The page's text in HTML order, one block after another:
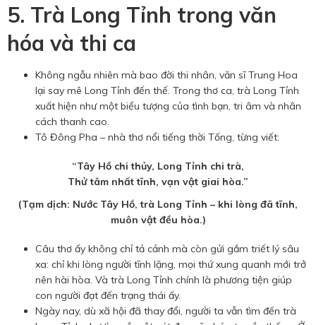
5. Trà Long Tỉnh trong văn
hóa và thi ca
Không ngẫu nhiên mà bao đời thi nhân, văn sĩ Trung Hoa
lại say mê Long Tỉnh đến thế. Trong thơ ca, trà Long Tỉnh
xuất hiện như một biểu tượng của tình bạn, tri âm và nhân
cách thanh cao.
Tô Đông Pha – nhà thơ nổi tiếng thời Tống, từng viết:
“Tây Hồ chi thủy, Long Tỉnh chi trà,
Thử tâm nhất tĩnh, vạn vật giai hòa.”
(Tạm dịch: Nước Tây Hồ, trà Long Tỉnh – khi lòng đã tĩnh,
muôn vật đều hòa.)
Câu thơ ấy không chỉ tả cảnh mà còn gửi gắm triết lý sâu
xa: chỉ khi lòng người tĩnh lặng, mọi thứ xung quanh mới trở
nên hài hòa. Và trà Long Tỉnh chính là phương tiện giúp
con người đạt đến trạng thái ấy.
Ngày nay, dù xã hội đã thay đổi, người ta vẫn tìm đến trà